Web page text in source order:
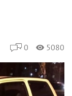
0 5080